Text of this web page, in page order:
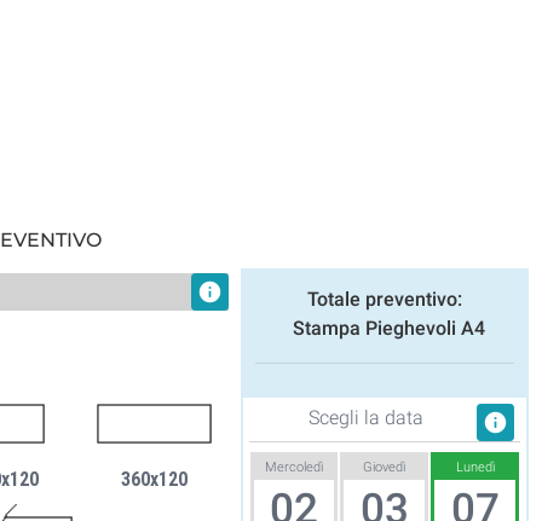
info
360x120
Totale preventivo:
Stampa Pieghevoli A4
Scegli la data info
Mercoledì
02
Giovedì
03
Lunedì
07